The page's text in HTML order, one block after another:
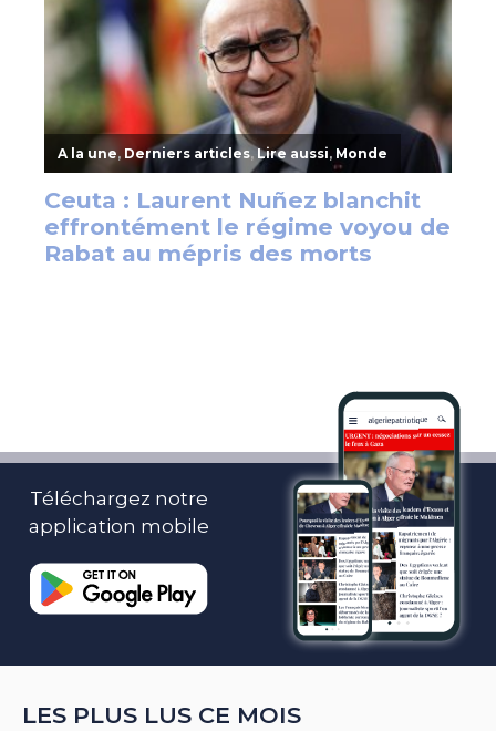
Téléchargez notre
application mobile
LES PLUS LUS CE MOIS